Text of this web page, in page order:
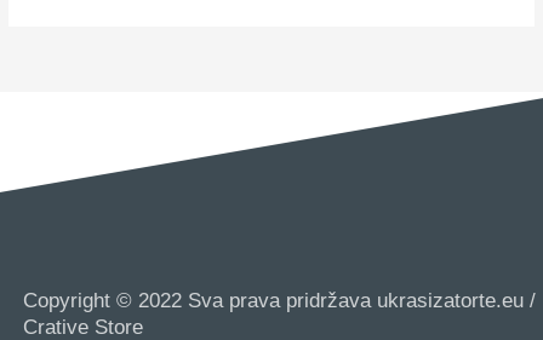
Copyright © 2022 Sva prava pridržava ukrasizatorte.eu /
Crative Store